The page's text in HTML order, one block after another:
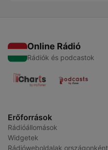
Online Rádió
Rádiók és podcastok
Erőforrások
Rádióállomások
Widgetek
Rádióweboldalak országonként